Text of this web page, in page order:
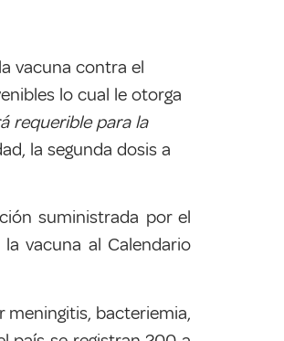
vacuna contra el
lo cual le otorga
requerible para la
la segunda dosis a
suministrada por el
vacuna al Calendario
meningitis, bacteriemia,